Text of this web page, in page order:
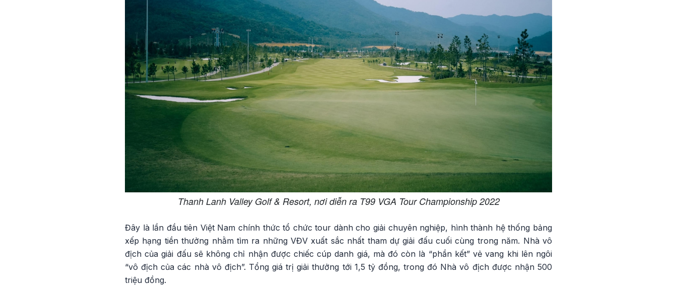
Thanh Lanh Valley Golf & Resort, nơi diễn ra T99 VGA Tour Championship 2022
Đây là lần đầu tiên Việt Nam chính thức tổ chức tour dành cho giải chuyên nghiệp, hình thành hệ thống bảng
xếp hạng tiền thưởng nhằm tìm ra những VĐV xuất sắc nhất tham dự giải đấu cuối cùng trong năm. Nhà vô
địch của giải đấu sẽ không chỉ nhận được chiếc cúp danh giá, mà đó còn là “phần kết” vẻ vang khi lên ngôi
“vô địch của các nhà vô địch”. Tổng giá trị giải thưởng tới 1,5 tỷ đồng, trong đó Nhà vô địch được nhận 500
triệu đồng.